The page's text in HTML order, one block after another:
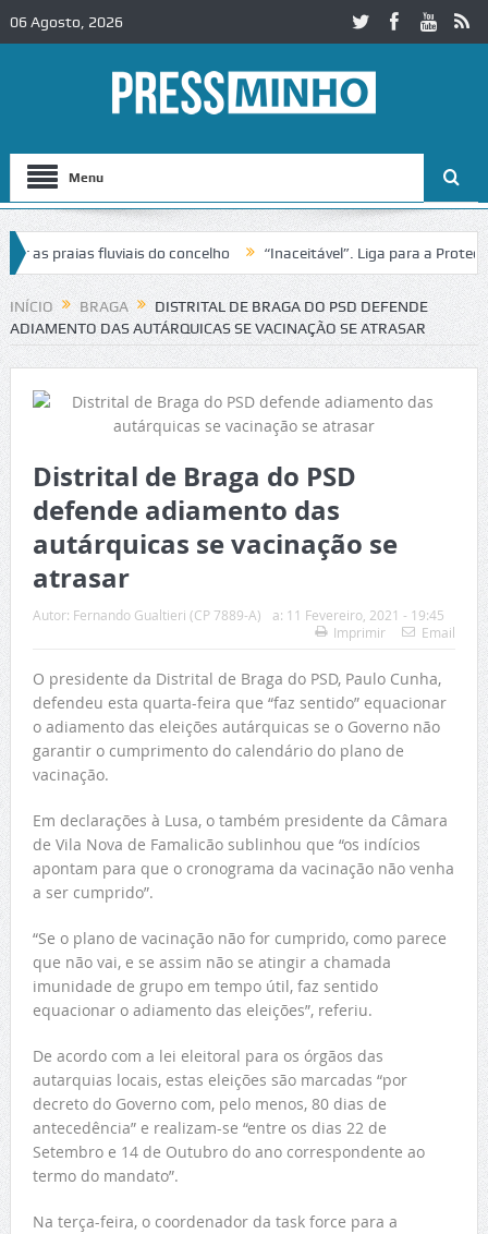
06 Agosto, 2026
Menu
praias fluviais do concelho “Inaceitável”. Liga para a Proteção
INÍCIO BRAGA
DISTRITAL DE BRAGA DO PSD DEFENDE
ADIAMENTO DAS AUTÁRQUICAS SE VACINAÇÃO SE ATRASAR
Distrital de Braga do PSD
defende adiamento das
autárquicas se vacinação se
atrasar
Autor: Fernando Gualtieri (CP 7889-A) a: 11 Fevereiro, 2021 - 19:45
Imprimir
Email
O presidente da Distrital de Braga do PSD, Paulo Cunha,
defendeu esta quarta-feira que “faz sentido” equacionar
o adiamento das eleições autárquicas se o Governo não
garantir o cumprimento do calendário do plano de
vacinação.
Em declarações à Lusa, o também presidente da Câmara
de Vila Nova de Famalicão sublinhou que “os indícios
apontam para que o cronograma da vacinação não venha
a ser cumprido”.
“Se o plano de vacinação não for cumprido, como parece
que não vai, e se assim não se atingir a chamada
imunidade de grupo em tempo útil, faz sentido
equacionar o adiamento das eleições”, referiu.
De acordo com a lei eleitoral para os órgãos das
autarquias locais, estas eleições são marcadas “por
decreto do Governo com, pelo menos, 80 dias de
antecedência” e realizam-se “entre os dias 22 de
Setembro e 14 de Outubro do ano correspondente ao
termo do mandato”.
Na terça-feira, o coordenador da task force para a